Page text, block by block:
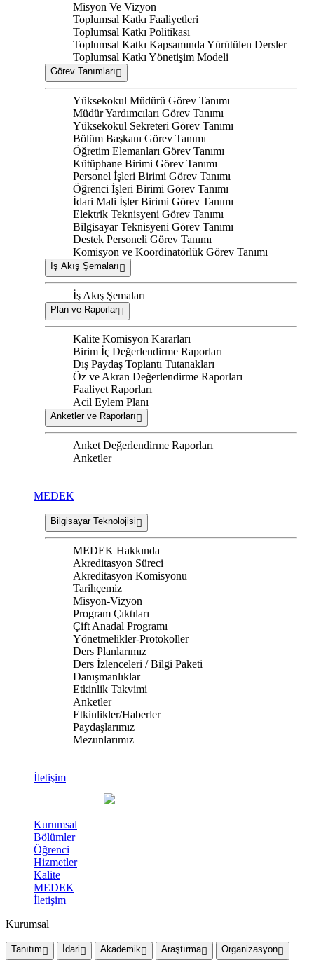
Misyon Ve Vizyon
Toplumsal Katkı Faaliyetleri
Toplumsal Katkı Politikası
Toplumsal Katkı Kapsamında Yürütülen Dersler
Toplumsal Katkı Yönetişim Modeli
Görev Tanımları
Yüksekokul Müdürü Görev Tanımı
Müdür Yardımcıları Görev Tanımı
Yüksekokul Sekreteri Görev Tanımı
Bölüm Başkanı Görev Tanımı
Öğretim Elemanları Görev Tanımı
Kütüphane Birimi Görev Tanımı
Personel İşleri Birimi Görev Tanımı
Öğrenci İşleri Birimi Görev Tanımı
İdari Mali İşler Birimi Görev Tanımı
Elektrik Teknisyeni Görev Tanımı
Bilgisayar Teknisyeni Görev Tanımı
Destek Personeli Görev Tanımı
Komisyon ve Koordinatörlük Görev Tanımı
İş Akış Şemaları
İş Akış Şemaları
Plan ve Raporlar
Kalite Komisyon Kararları
Birim İç Değerlendirme Raporları
Dış Paydaş Toplantı Tutanakları
Öz ve Akran Değerlendirme Raporları
Faaliyet Raporları
Acil Eylem Planı
Anketler ve Raporları
Anket Değerlendirme Raporları
Anketler
MEDEK
Bilgisayar Teknolojisi
MEDEK Hakkında
Akreditasyon Süreci
Akreditasyon Komisyonu
Tarihçemiz
Misyon-Vizyon
Program Çıktıları
Çift Anadal Programı
Yönetmelikler-Protokoller
Ders Planlarımız
Ders İzlenceleri / Bilgi Paketi
Danışmanlıklar
Etkinlik Takvimi
Anketler
Etkinlikler/Haberler
Paydaşlarımız
Mezunlarımız
İletişim
Kurumsal
Bölümler
Öğrenci
Hizmetler
Kalite
MEDEK
İletişim
Kurumsal
Tanıtım İdari Akademik Araştırma
Organizasyon